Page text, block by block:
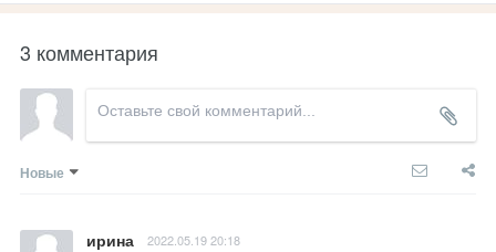
3 комментария
Новые
ирина 2022.05.19 20:18